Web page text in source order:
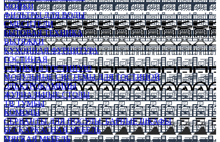
МОЙКИ
ФИЛЬТРЫ ДЛЯ ВОДЫ
СМЕСИТЕЛИ
БЫТОВАЯ ТЕХНИКА
ВЫТЯЖКИ
КУХОННАЯ ФУРНИТУРА
ГОСТИНАЯ
СТЕНКИ В ГОСТИНУЮ
МОДУЛЬНЫЕ СИСТЕМЫ ДЛЯ ГОСТИНОЙ
ЭЛЕКТРОКАМИНЫ
ЖУРНАЛЬНЫЕ СТОЛЫ
ТВ ТУМБЫ
КОМОДЫ
СЕРВАНТЫ ДЛЯ ПОСУДЫ, БАРНЫЕ ШКАФЫ
БЕСКАРКАСНАЯ МЕБЕЛЬ
МЯГКАЯ МЕБЕЛЬ